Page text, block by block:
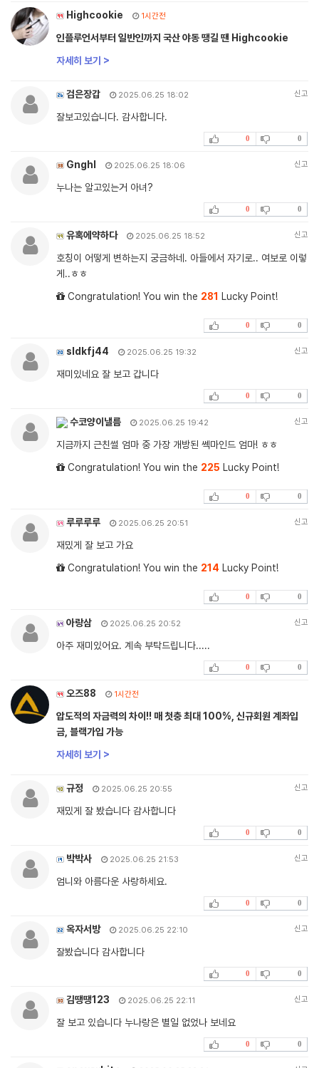
Highcookie 1시간전
인플루언서부터 일반인까지 국산 야동 땡길 땐 Highcookie
자세히 보기 >
검은장갑 2025.06.25 18:02 신고
잘보고있습니다. 감사합니다.
0 0
Gnghl 2025.06.25 18:06 신고
누나는 알고있는거 아녀?
0 0
유혹에약하다 2025.06.25 18:52 신고
호칭이 어떻게 변하는지 궁금하네. 아들에서 자기로.. 여보로 이렇
게..ㅎㅎ
Congratulation! You win the 281 Lucky Point!
0 0
sldkfj44 2025.06.25 19:32 신고
재미있네요 잘 보고 갑니다
0 0
수코양이낼름 2025.06.25 19:42 신고
지금까지 근친썰 엄마 중 가장 개방된 쎅마인드 엄마! ㅎㅎ
Congratulation! You win the 225 Lucky Point!
0 0
루루루루 2025.06.25 20:51 신고
재밌게 잘 보고 가요
Congratulation! You win the 214 Lucky Point!
0 0
아랑삼 2025.06.25 20:52 신고
아주 재미있어요. 계속 부탁드립니다.....
0 0
오즈88 1시간전
압도적의 자금력의 차이!! 매 첫충 최대 100%, 신규회원 계좌입
금, 블랙가입 가능
자세히 보기 >
규정 2025.06.25 20:55 신고
재밌게 잘 봤습니다 감사합니다
0 0
박박사 2025.06.25 21:53 신고
엄니와 아름다운 사랑하세요.
0 0
옥자서방 2025.06.25 22:10 신고
잘봤습니다 감사합니다
0 0
김땡땡123 2025.06.25 22:11 신고
잘 보고 있습니다 누나랑은 별일 없었나 보네요
0 0